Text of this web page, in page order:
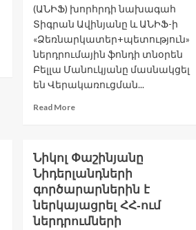
(ԱՆԻՖ) խորհրդի նախագահ
Տիգրան Ավինյանը և ԱՆԻՖ-ի
«Ձեռնարկատեր+պետություն»
ներդրումային ֆոնդի տնօրեն
Բելլա Մանուկյանը մասնակցել
են Վերակառուցման...
Read MoreRead
ը
մասնակցել
է
ՎԶԵԲ-
ի
տարեկան
Նիկոլ Փաշինյանը
Նիդերլանդների
գործարարներին է
ներկայացրել ՀՀ-ում
ներդրումների